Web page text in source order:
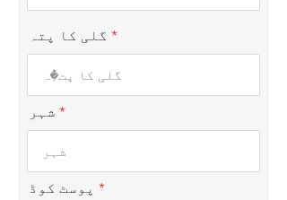
گلی کا پتہ
شہر
پوسٹ کوڈ